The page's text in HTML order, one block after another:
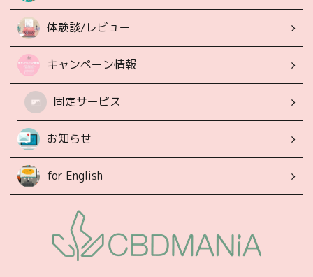
体験談/レビュー
キャンペーン情報
固定サービス
お知らせ
for English